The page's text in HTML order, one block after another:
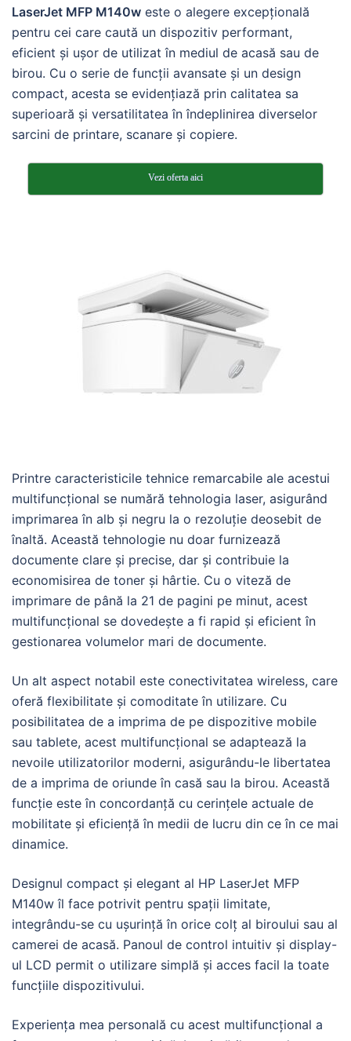
LaserJet MFP M140w este o alegere excepțională
pentru cei care caută un dispozitiv performant,
eficient și ușor de utilizat în mediul de acasă sau de
birou. Cu o serie de funcții avansate și un design
compact, acesta se evidențiază prin calitatea sa
superioară și versatilitatea în îndeplinirea diverselor
sarcini de printare, scanare și copiere.
Vezi oferta aici
Printre caracteristicile tehnice remarcabile ale acestui
multifuncțional se numără tehnologia laser, asigurând
imprimarea în alb și negru la o rezoluție deosebit de
înaltă. Această tehnologie nu doar furnizează
documente clare și precise, dar și contribuie la
economisirea de toner și hârtie. Cu o viteză de
imprimare de până la 21 de pagini pe minut, acest
multifuncțional se dovedește a fi rapid și eficient în
gestionarea volumelor mari de documente.
Un alt aspect notabil este conectivitatea wireless, care
oferă flexibilitate și comoditate în utilizare. Cu
posibilitatea de a imprima de pe dispozitive mobile
sau tablete, acest multifuncțional se adaptează la
nevoile utilizatorilor moderni, asigurându-le libertatea
de a imprima de oriunde în casă sau la birou. Această
funcție este în concordanță cu cerințele actuale de
mobilitate și eficiență în medii de lucru din ce în ce mai
dinamice.
Designul compact și elegant al HP LaserJet MFP
M140w îl face potrivit pentru spații limitate,
integrându-se cu ușurință în orice colț al biroului sau al
camerei de acasă. Panoul de control intuitiv și display-
ul LCD permit o utilizare simplă și acces facil la toate
funcțiile dispozitivului.
Experiența mea personală cu acest multifuncțional a